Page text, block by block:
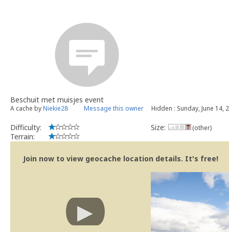
Beschuit met muisjes event
A cache byNiekie28 Message this owner Hidden : Sunday, June 14,
Difficulty:
Terrain:
Size: (other)
Join now to view geocache location details. It's free!